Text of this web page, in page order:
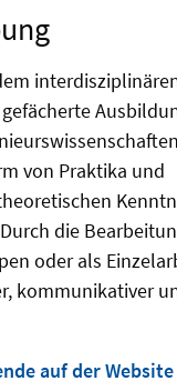
von Praktika und
die
oder als
kommunikativer
auf der Website